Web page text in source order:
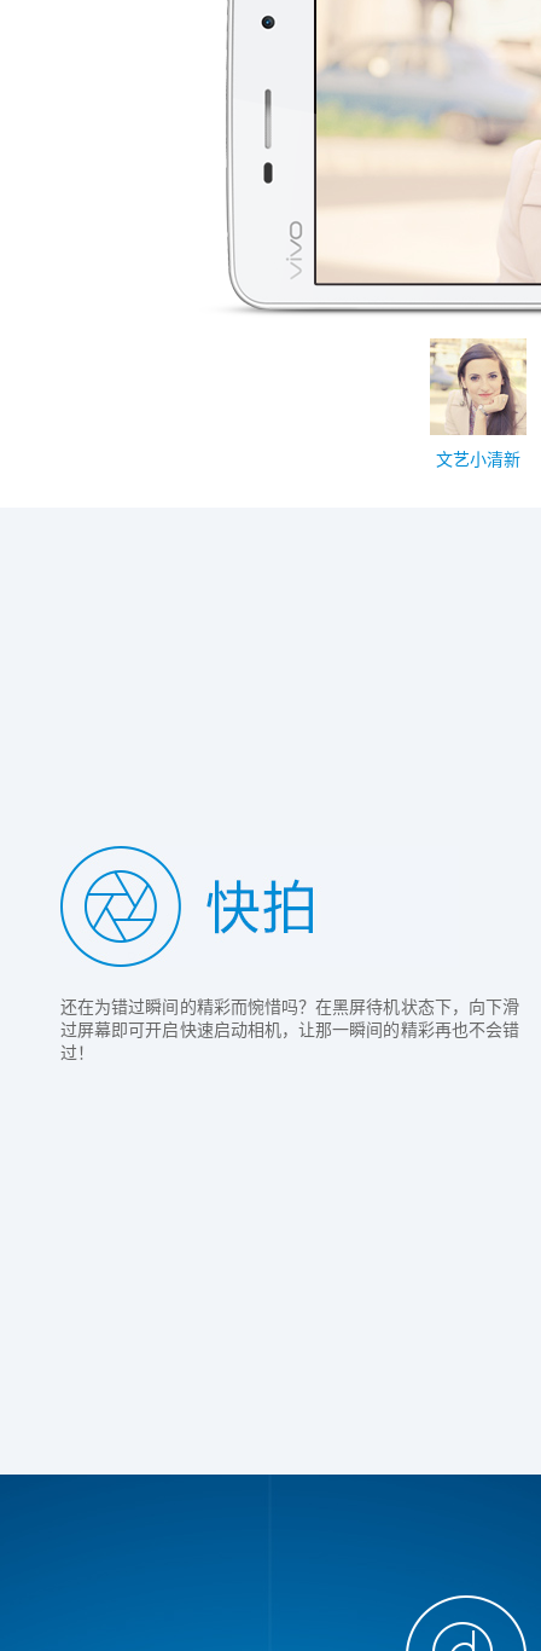
文艺小清新
还在为错过瞬间的精彩而惋惜吗？在黑屏待机状态下，向下滑
过屏幕即可开启快速启动相机，让那一瞬间的精彩再也不会错
过！